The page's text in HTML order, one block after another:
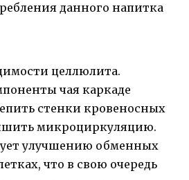
данного напитка
целлюлита.
чая каркаде
стенки кровеносных
микроциркуляцию.
улучшению обменных
что в свою очередь